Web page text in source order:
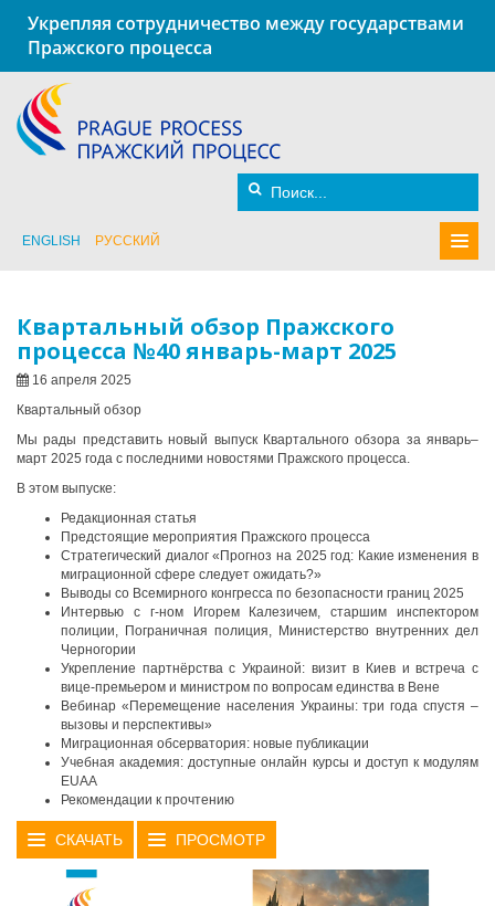
Укрепляя сотрудничество между государствами
Пражского процесса
ENGLISH РУССКИЙ
Квартальный обзор Пражского
процесса №40 январь-март 2025
16 апреля 2025
Квартальный обзор
Мы рады представить новый выпуск Квартального обзора за январь–
март 2025 года с последними новостями Пражского процесса.
В этом выпуске:
Редакционная статья
Предстоящие мероприятия Пражского процесса
Стратегический диалог «Прогноз на 2025 год: Какие изменения в
миграционной сфере следует ожидать?»
Выводы со Всемирного конгресса по безопасности границ 2025
Интервью с г-ном Игорем Калезичем, старшим инспектором
полиции, Пограничная полиция, Министерство внутренних дел
Черногории
Укрепление партнёрства с Украиной: визит в Киев и встреча с
вице-премьером и министром по вопросам единства в Вене
Вебинар «Перемещение населения Украины: три года спустя –
вызовы и перспективы»
Миграционная обсерватория: новые публикации
Учебная академия: доступные онлайн курсы и доступ к модулям
EUAA
Рекомендации к прочтению
СКАЧАТЬ ПРОСМОТР